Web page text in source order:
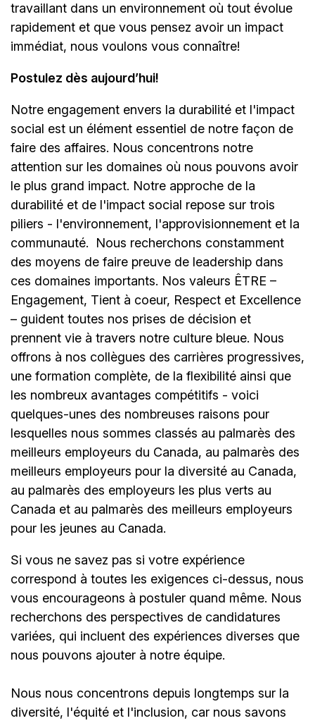
travaillant dans un environnement où tout évolue
rapidement et que vous pensez avoir un impact
immédiat, nous voulons vous connaître!
Postulez dès aujourd’hui!
Notre engagement envers la durabilité et l'impact
social est un élément essentiel de notre façon de
faire des affaires. Nous concentrons notre
attention sur les domaines où nous pouvons avoir
le plus grand impact. Notre approche de la
durabilité et de l'impact social repose sur trois
piliers - l'environnement, l'approvisionnement et la
communauté.
Nous recherchons constamment
des moyens de faire preuve de leadership dans
ces domaines importants. Nos valeurs ÊTRE –
Engagement, Tient à coeur, Respect et Excellence
– guident toutes nos prises de décision et
prennent vie à travers notre culture bleue. Nous
offrons à nos collègues des carrières progressives,
une formation complète, de la flexibilité ainsi que
les nombreux avantages compétitifs - voici
quelques-unes des nombreuses raisons pour
lesquelles nous sommes classés au palmarès des
meilleurs employeurs du Canada, au palmarès des
meilleurs employeurs pour la diversité au Canada,
au palmarès des employeurs les plus verts au
Canada et au palmarès des meilleurs employeurs
pour les jeunes au Canada.
Si vous ne savez pas si votre expérience
correspond à toutes les exigences ci-dessus, nous
vous encourageons à postuler quand même. Nous
recherchons des perspectives de candidatures
variées, qui incluent des expériences diverses que
nous pouvons ajouter à notre équipe.
Nous nous concentrons depuis longtemps sur la
diversité, l'équité et l'inclusion, car nous savons